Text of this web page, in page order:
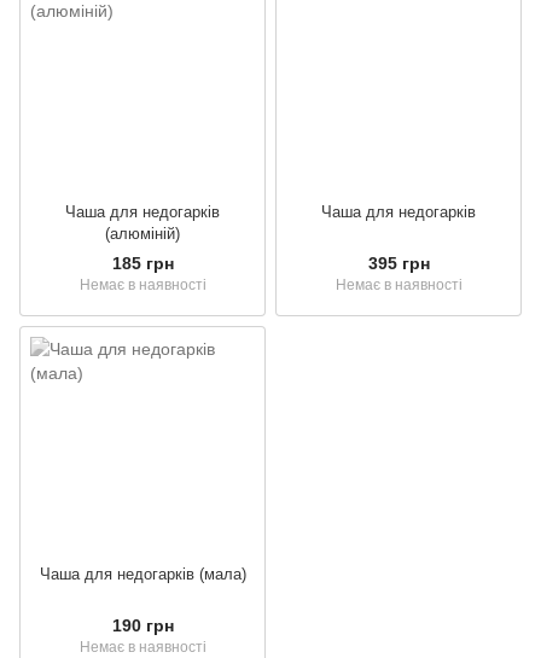
Чаша для недогарків
(алюміній)
185 грн
Немає в наявності
Чаша для недогарків
395 грн
Немає в наявності
Чаша для недогарків (мала)
190 грн
Немає в наявності